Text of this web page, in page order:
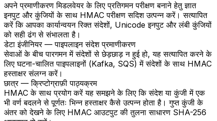
अपने प्रमाणीकरण मिडलवेयर के लिए प्रतिगमन परीक्षण बनाने हेतु ज्ञात
इनपुट और कुंजियों के साथ HMAC परीक्षण सदिश उत्पन्न करें। सत्यापित
करें कि आपका कार्यान्वयन रिक्त संदेशों, Unicode इनपुट और लंबी कुंजियों
को सही ढंग से संभालता है।
डेटा इंजीनियर — पाइपलाइन संदेश प्रमाणीकरण
सेवाओं के बीच पारगमन में संदेशों से छेड़छाड़ न हुई हो, यह सत्यापित करने के
लिए घटना-चालित पाइपलाइनों (Kafka, SQS) में संदेशों के साथ HMAC
हस्ताक्षर संलग्न करें।
छात्र — क्रिप्टोग्राफ़ी पाठ्यक्रम
HMAC के साथ प्रयोग करें यह समझने के लिए कि संदेश या कुंजी में एक
भी वर्ण बदलने से पूर्णतः भिन्न हस्ताक्षर कैसे उत्पन्न होता है। गुप्त कुंजी के
अंतर को देखने के लिए HMAC आउटपुट की तुलना साधारण SHA-256